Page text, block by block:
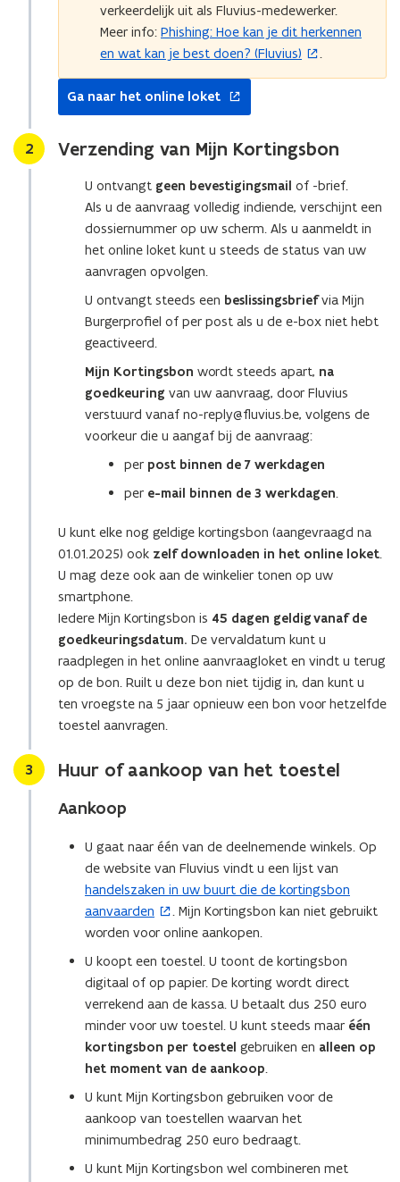
verkeerdelijk uit als Fluvius-medewerker.
Meer info: Phishing: Hoe kan je dit herkennen
en wat kan je best doen? (Fluvius)
(
o
p
e
n
n
n
i
e
u
s
t
e
r
)
Ga naar het online loket
opent
venster
Stap
2 Verzending van Mijn Kortingsbon
U ontvangt geen bevestigingsmail of -brief.
Als u de aanvraag volledig indiende, verschijnt een
dossiernummer op uw scherm. Als u aanmeldt in
het online loket kunt u steeds de status van uw
aanvragen opvolgen.
U ontvangt steeds een beslissingsbriefvia Mijn
Burgerprofiel of per post als u de e-box niet hebt
geactiveerd.
Mijn Kortingsbon wordt steeds apart, na
goedkeuring van uw aanvraag, door Fluvius
verstuurd vanaf no-reply@fluvius.be, volgens de
voorkeur die u aangaf bij de aanvraag:
per post binnen de 7 werkdagen
per e-mail binnen de 3 werkdagen
U kunt elke nog geldige kortingsbon (aangevraagd na
01.01.2025) ook zelf downloaden in het online loket
U mag deze ook aan de winkelier tonen op uw
smartphone.
Iedere Mijn Kortingsbon is 45 dagen geldig vanaf de
goedkeuringsdatum. De vervaldatum kunt u
raadplegen in het online aanvraagloket en vindt u terug
op de bon. Ruilt u deze bon niet tijdig in, dan kunt u
ten vroegste na 5 jaar opnieuw een bon voor hetzelfde
toestel aanvragen.
Stap
3 Huur of aankoop van het toestel
Aankoop
U gaat naar één van de deelnemende winkels. Op
de website van Fluvius vindt u een lijst van
handelszaken in uw buurt die de kortingsbon
aanvaarden
(
o
p
e
n
n
n
e
u
w
v
. Mijn Kortingsbon kan niet gebruikt
worden voor online aankopen.
U koopt een toestel. U toont de kortingsbon
digitaal of op papier. De korting wordt direct
verrekend aan de kassa. U betaalt dus 250 euro
minder voor uw toestel. U kunt steeds maar één
kortingsbon per toestel gebruiken en alleen op
het moment van de aankoop
U kunt Mijn Kortingsbon gebruiken voor de
aankoop van toestellen waarvan het
minimumbedrag 250 euro bedraagt.
U kunt Mijn Kortingsbon wel combineren met